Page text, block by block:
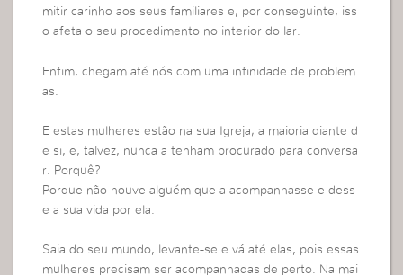
mitir carinho aos seus familiares e, por conseguinte, iss
o afeta o seu procedimento no interior do lar.
Enfim, chegam até nós com uma infinidade de problem
as.
E estas mulheres estão na sua Igreja; a maioria diante d
e si, e, talvez, nunca a tenham procurado para conversa
r. Porquê?
Porque não houve alguém que a acompanhasse e dess
e a sua vida por ela.
Saia do seu mundo, levante-se e vá até elas, pois essas
mulheres precisam ser acompanhadas de perto. Na mai